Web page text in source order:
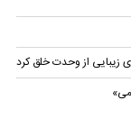
زیبایی از وحدت خلق کرد